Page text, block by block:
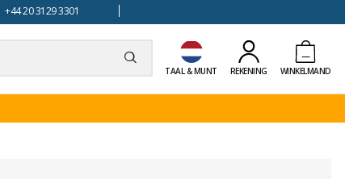
+44 20 3129 3301
TAAL & MUNT REKENING WINKELMAND